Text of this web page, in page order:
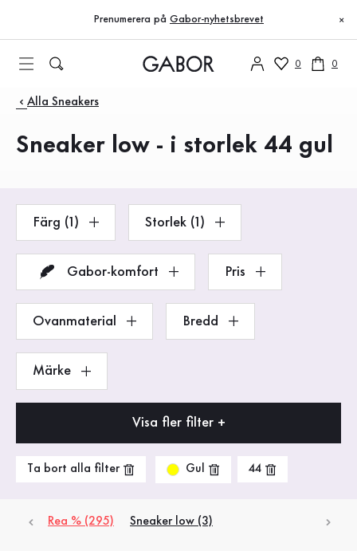
Till innehållsförteckning
Till huvudnavigation
Prenumerera på Gabor-nyhetsbrevet ×
0 0
Produkter
Alla Sneakers
Sneaker low - i storlek 44 gul
Färg (1) Storlek (1)
Gabor-komfort Pris
Ovanmaterial Bredd
Märke
Visa fler filter +
Ta bort alla filter Gul 44
Rea % (295) Sneaker low (3)